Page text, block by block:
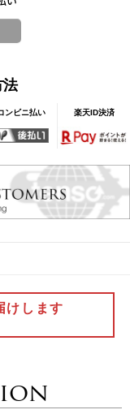
法
ンビニ払い 楽天ID決済
けします